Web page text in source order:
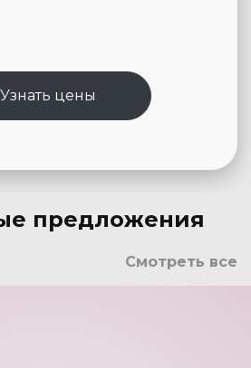
Узнать цены
предложения
Смотреть все